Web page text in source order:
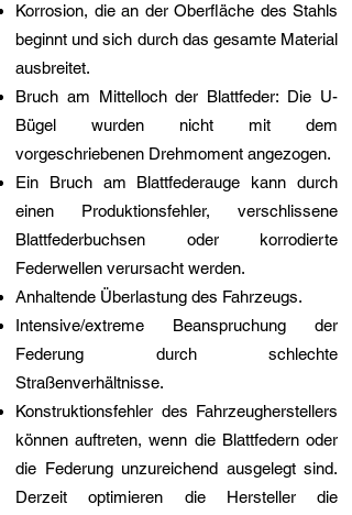
Korrosion, die an der Oberfläche des Stahls
beginnt und sich durch das gesamte Material
ausbreitet.
Bruch am Mittelloch der Blattfeder: Die U-
Bügel wurden nicht mit dem
vorgeschriebenen Drehmoment angezogen.
Ein Bruch am Blattfederauge kann durch
einen Produktionsfehler, verschlissene
Blattfederbuchsen oder korrodierte
Federwellen verursacht werden.
Anhaltende Überlastung des Fahrzeugs.
Intensive/extreme Beanspruchung der
Federung durch schlechte
Straßenverhältnisse.
Konstruktionsfehler des Fahrzeugherstellers
können auftreten, wenn die Blattfedern oder
die Federung unzureichend ausgelegt sind.
Derzeit optimieren die Hersteller die